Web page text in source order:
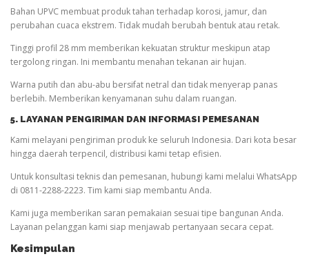
Bahan UPVC membuat produk tahan terhadap korosi, jamur, dan
perubahan cuaca ekstrem. Tidak mudah berubah bentuk atau retak.
Tinggi profil 28 mm memberikan kekuatan struktur meskipun atap
tergolong ringan. Ini membantu menahan tekanan air hujan.
Warna putih dan abu-abu bersifat netral dan tidak menyerap panas
berlebih. Memberikan kenyamanan suhu dalam ruangan.
5. LAYANAN PENGIRIMAN DAN INFORMASI PEMESANAN
Kami melayani pengiriman produk ke seluruh Indonesia. Dari kota besar
hingga daerah terpencil, distribusi kami tetap efisien.
Untuk konsultasi teknis dan pemesanan, hubungi kami melalui WhatsApp
di 0811-2288-2223. Tim kami siap membantu Anda.
Kami juga memberikan saran pemakaian sesuai tipe bangunan Anda.
Layanan pelanggan kami siap menjawab pertanyaan secara cepat.
Kesimpulan